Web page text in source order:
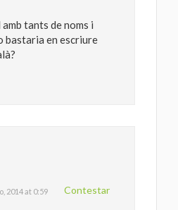
tants de noms i
bastaria en escriure
Contestar
2014 at 0:59